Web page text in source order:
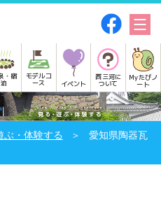
・宿
泊
モデルコ
ース イベント
西三河に
ついて
Myたびノ
ート
ぶ・体験する
愛知県陶器瓦